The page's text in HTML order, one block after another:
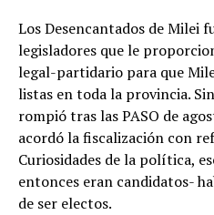
Los Desencantados de Milei
legisladores que le
legal-partidario para que
listas en toda la provincia.
rompió tras las PASO de
acordó la fiscalización con
Curiosidades de la política,
entonces eran candidatos-
de ser electos.